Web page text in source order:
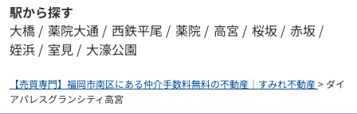
駅から探す
大橋 / 薬院大通 / 西鉄平尾 / 薬院 / 高宮 / 桜坂 / 赤坂 /
姪浜 / 室見 / 大濠公園
【売買専門】福岡市南区にある仲介手数料無料の不動産｜すみれ不動産> ダイ
アパレスグランシティ高宮